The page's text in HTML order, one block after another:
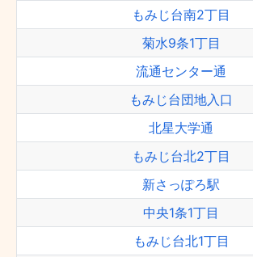
もみじ台南2丁目
菊水9条1丁目
流通センター通
もみじ台団地入口
北星大学通
もみじ台北2丁目
新さっぽろ駅
中央1条1丁目
もみじ台北1丁目